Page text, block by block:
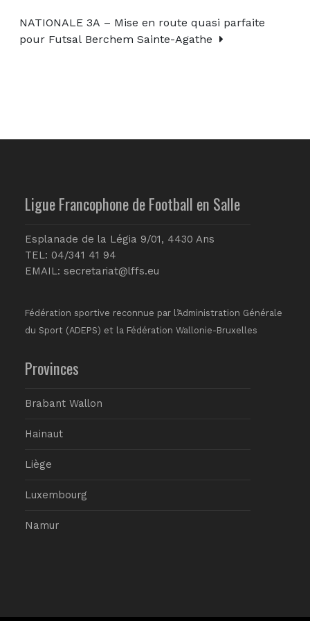
NATIONALE 3A – Mise en route quasi parfaite
pour Futsal Berchem Sainte-Agathe
Ligue Francophone de Football en Salle
Esplanade de la Légia 9/01, 4430 Ans
TEL: 04/341 41 94
EMAIL: secretariat@lffs.eu
Fédération sportive reconnue par l’Administration Générale
du Sport (ADEPS) et la Fédération Wallonie-Bruxelles
Provinces
Brabant Wallon
Hainaut
Liège
Luxembourg
Namur